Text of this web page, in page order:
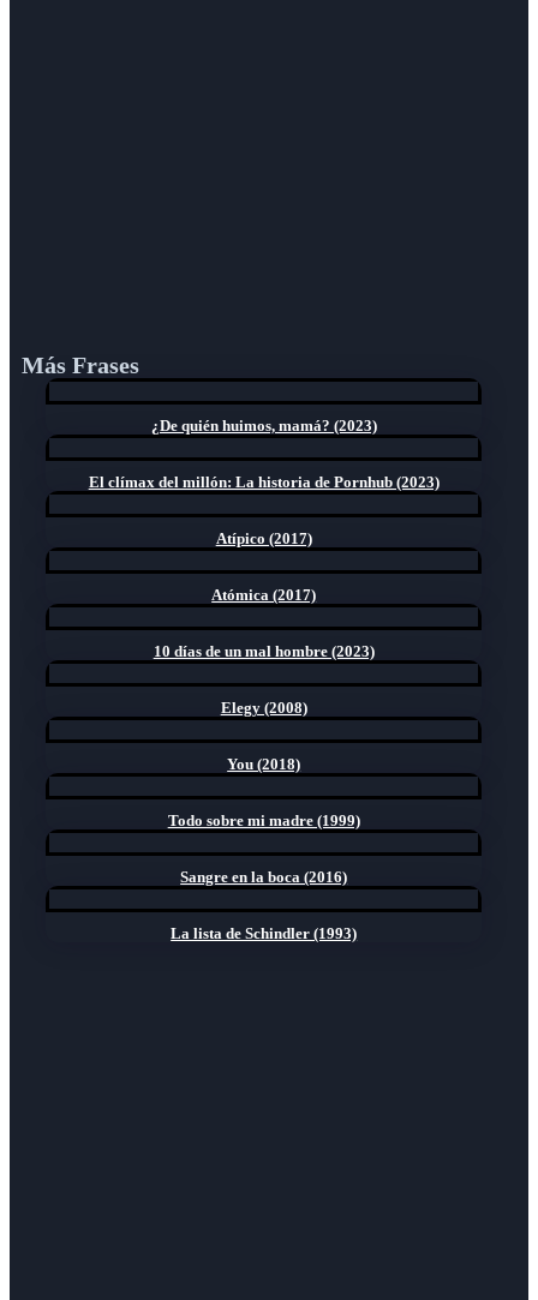
Más Frases
¿De quién huimos, mamá? (2023)
El clímax del millón: La historia de Pornhub (2023)
Atípico (2017)
Atómica (2017)
10 días de un mal hombre (2023)
Elegy (2008)
You (2018)
Todo sobre mi madre (1999)
Sangre en la boca (2016)
La lista de Schindler (1993)